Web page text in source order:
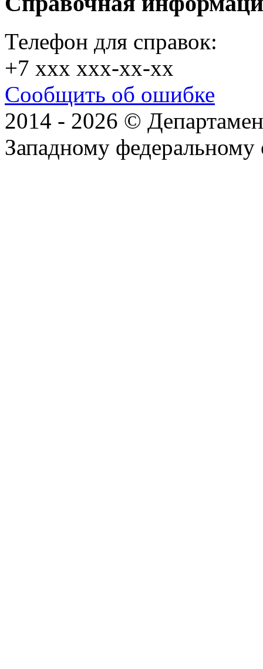
Телефон для справок:
+7 xxx xxx-xx-xx
Сообщить об ошибке
2014 - 2026 ©
Западному федеральному